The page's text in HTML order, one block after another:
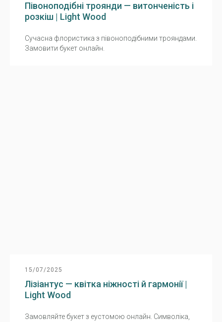
Півоноподібні троянди — витонченість і
розкіш | Light Wood
Сучасна флористика з півоноподібними трояндами.
Замовити букет онлайн.
15/07/2025
Лізіантус — квітка ніжності й гармонії |
Light Wood
Замовляйте букет з еустомою онлайн. Символіка,